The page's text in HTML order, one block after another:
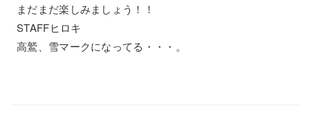
まだまだ楽しみましょう！！
STAFFヒロキ
高鷲、雪マークになってる・・・。